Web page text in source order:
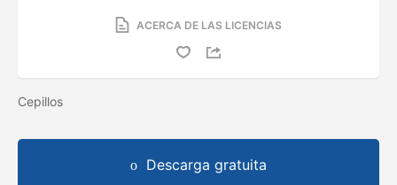
ACERCA DE LAS LICENCIAS
Cepillos
Descarga gratuita